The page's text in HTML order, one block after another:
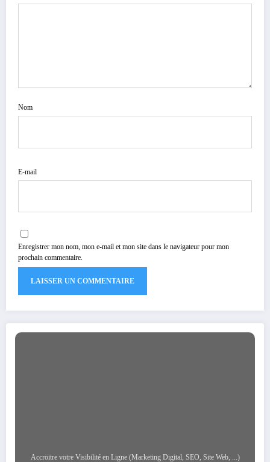
Nom
E-mail
Enregistrer mon nom, mon e-mail et mon site dans le navigateur pour mon
prochain commentaire.
Accroitre votre Visibilité en Ligne (Marketing Digital, SEO, Site Web, ...)